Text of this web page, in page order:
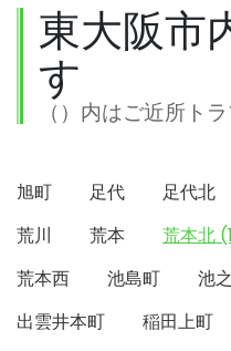
東大阪市
す
（）内はご近所ト
旭町 足代 足代北
荒川
荒本 荒本北
荒本西
池島町 池
出雲井本町
稲田上町